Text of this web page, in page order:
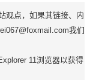
观点，如果其链接、内
我们
11浏览器以获得